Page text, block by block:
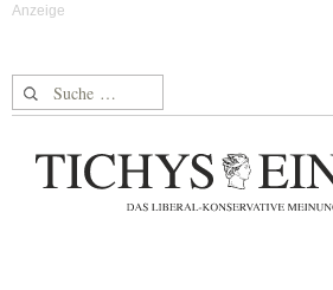
Suche nach: